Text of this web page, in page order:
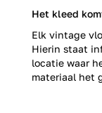
Het kleed
Elk vintage
Hierin staat
locatie waar
materiaal het